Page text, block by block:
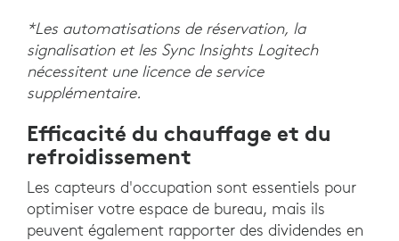
*Les automatisations de réservation, la
signalisation et les Sync Insights Logitech
nécessitent une licence de service
supplémentaire.
Efficacité du chauffage et du
refroidissement
Les capteurs d'occupation sont essentiels pour
optimiser votre espace de bureau, mais ils
peuvent également rapporter des dividendes en